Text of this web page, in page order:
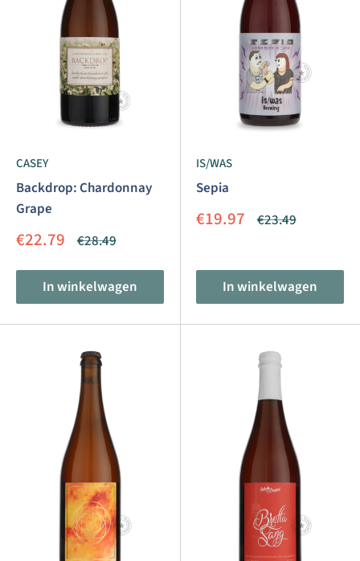
CASEY
Backdrop: Chardonnay
Grape
Aanbiedingsprijs
€22.79 Normale
€28.49
In winkelwagen
IS/WAS
Sepia
Aanbiedingsprijs
€19.97 Normale
€23.49
In winkelwagen